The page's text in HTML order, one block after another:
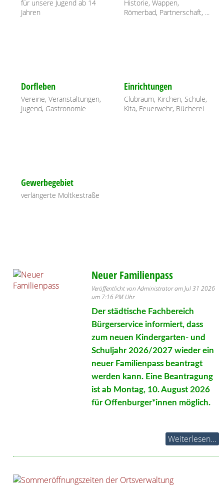
für unsere Jugend ab 14
Jahren
Historie, Wappen,
Römerbad, Partnerschaft, ...
Dorfleben
Vereine, Veranstaltungen,
Jugend, Gastronomie
Einrichtungen
Clubraum, Kirchen, Schule,
Kita, Feuerwehr, Bücherei
Gewerbegebiet
verlängerte Moltkestraße
Neuer Familienpass
Veröffentlicht von Administrator am Jul 31 2026
um 7:16 PM Uhr
Der städtische Fachbereich
Bürgerservice informiert, dass
zum neuen Kindergarten- und
Schuljahr 2026/2027 wieder ein
neuer Familienpass beantragt
werden kann. Eine Beantragung
ist ab Montag, 10. August 2026
für Offenburger*innen möglich.
Weiterlesen...